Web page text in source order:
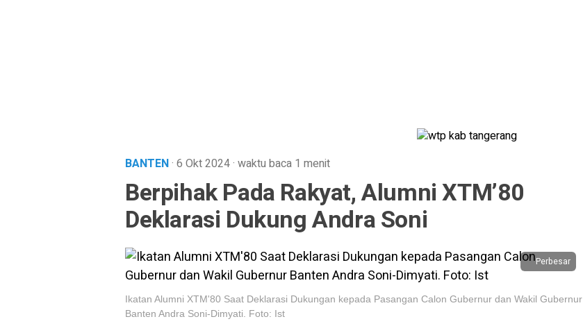
BANTEN· 6 Okt 2024· waktu baca 1 menit
Berpihak Pada Rakyat, Alumni XTM’80
Deklarasi Dukung Andra Soni
Perbesar
Ikatan Alumni XTM'80 Saat Deklarasi Dukungan kepada Pasangan Calon Gubernur dan Wakil Gubernur
Banten Andra Soni-Dimyati. Foto: Ist